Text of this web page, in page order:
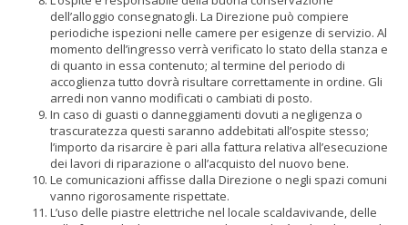
dell’alloggio consegnatogli. La Direzione può compiere
periodiche ispezioni nelle camere per esigenze di servizio. Al
momento dell’ingresso verrà verificato lo stato della stanza e
di quanto in essa contenuto; al termine del periodo di
accoglienza tutto dovrà risultare correttamente in ordine. Gli
arredi non vanno modificati o cambiati di posto.
In caso di guasti o danneggiamenti dovuti a negligenza o
trascuratezza questi saranno addebitati all’ospite stesso;
l’importo da risarcire è pari alla fattura relativa all’esecuzione
dei lavori di riparazione o all’acquisto del nuovo bene.
Le comunicazioni affisse dalla Direzione o negli spazi comuni
vanno rigorosamente rispettate.
L’uso delle piastre elettriche nel locale scaldavivande, delle